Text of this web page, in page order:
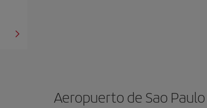
Aeropuerto de Sao Paulo